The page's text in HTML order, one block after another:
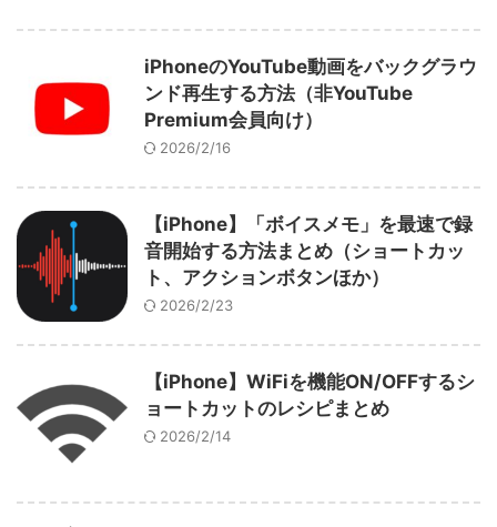
iPhoneのYouTube動画をバックグラウ
ンド再生する方法（非YouTube
Premium会員向け）
2026/2/16
【iPhone】「ボイスメモ」を最速で録
音開始する方法まとめ（ショートカッ
ト、アクションボタンほか）
2026/2/23
【iPhone】WiFiを機能ON/OFFするシ
ョートカットのレシピまとめ
2026/2/14